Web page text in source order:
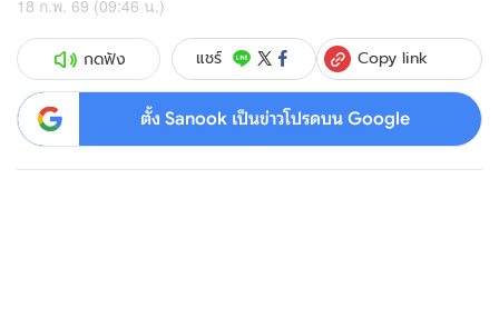
18 ก.พ. 69 (09:46 น.)
กดฟัง แชร์ Copy link
ตั้ง Sanook เป็นข่าวโปรดบน Google